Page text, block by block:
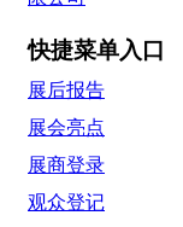
快捷菜单入口
展后报告
展会亮点
展商登录
观众登记